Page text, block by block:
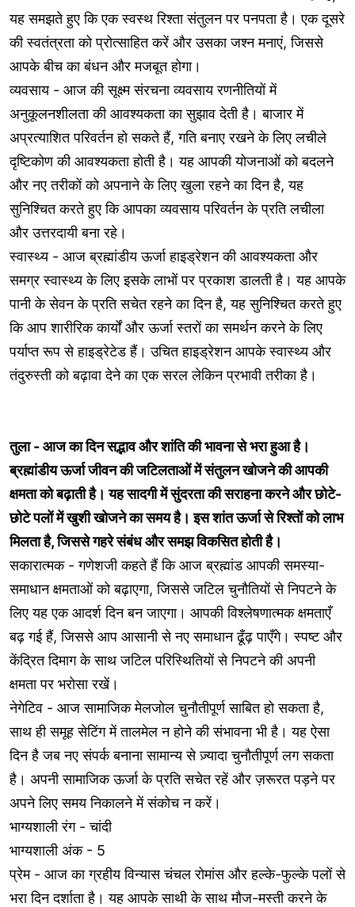
यह समझते हुए कि एक स्वस्थ रिश्ता संतुलन पर पनपता है। एक दूसरे
की स्वतंत्रता को प्रोत्साहित करें और उसका जश्न मनाएं, जिससे
आपके बीच का बंधन और मजबूत होगा।
व्यवसाय - आज की सूक्ष्म संरचना व्यवसाय रणनीतियों में
अनुकूलनशीलता की आवश्यकता का सुझाव देती है। बाजार में
अप्रत्याशित परिवर्तन हो सकते हैं, गति बनाए रखने के लिए लचीले
दृष्टिकोण की आवश्यकता होती है। यह आपकी योजनाओं को बदलने
और नए तरीकों को अपनाने के लिए खुला रहने का दिन है, यह
सुनिश्चित करते हुए कि आपका व्यवसाय परिवर्तन के प्रति लचीला
और उत्तरदायी बना रहे।
स्वास्थ्य - आज ब्रह्मांडीय ऊर्जा हाइड्रेशन की आवश्यकता और
समग्र स्वास्थ्य के लिए इसके लाभों पर प्रकाश डालती है। यह आपके
पानी के सेवन के प्रति सचेत रहने का दिन है, यह सुनिश्चित करते हुए
कि आप शारीरिक कार्यों और ऊर्जा स्तरों का समर्थन करने के लिए
पर्याप्त रूप से हाइड्रेटेड हैं। उचित हाइड्रेशन आपके स्वास्थ्य और
तंदुरुस्ती को बढ़ावा देने का एक सरल लेकिन प्रभावी तरीका है।
तुला - आज का दिन सद्भाव और शांति की भावना से भरा हुआ है।
ब्रह्मांडीय ऊर्जा जीवन की जटिलताओं में संतुलन खोजने की आपकी
क्षमता को बढ़ाती है। यह सादगी में सुंदरता की सराहना करने और छोटे-
छोटे पलों में खुशी खोजने का समय है। इस शांत ऊर्जा से रिश्तों को लाभ
मिलता है, जिससे गहरे संबंध और समझ विकसित होती है।
सकारात्मक - गणेशजी कहते हैं कि आज ब्रह्मांड आपकी समस्या-
समाधान क्षमताओं को बढ़ाएगा, जिससे जटिल चुनौतियों से निपटने के
लिए यह एक आदर्श दिन बन जाएगा। आपकी विश्लेषणात्मक क्षमताएँ
बढ़ गई हैं, जिससे आप आसानी से नए समाधान ढूँढ़ पाएँगे। स्पष्ट और
केंद्रित दिमाग के साथ जटिल परिस्थितियों से निपटने की अपनी
क्षमता पर भरोसा रखें।
नेगेटिव - आज सामाजिक मेलजोल चुनौतीपूर्ण साबित हो सकता है,
साथ ही समूह सेटिंग में तालमेल न होने की संभावना भी है। यह ऐसा
दिन है जब नए संपर्क बनाना सामान्य से ज़्यादा चुनौतीपूर्ण लग सकता
है। अपनी सामाजिक ऊर्जा के प्रति सचेत रहें और ज़रूरत पड़ने पर
अपने लिए समय निकालने में संकोच न करें।
भाग्यशाली रंग - चांदी
भाग्यशाली अंक - 5
प्रेम - आज का ग्रहीय विन्यास चंचल रोमांस और हल्के-फुल्के पलों से
भरा दिन दर्शाता है। यह आपके साथी के साथ मौज-मस्ती करने के